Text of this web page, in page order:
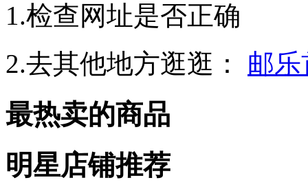
1.检查网址是否正确
2.去其他地方逛逛：
邮
最热卖的商品
明星店铺推荐